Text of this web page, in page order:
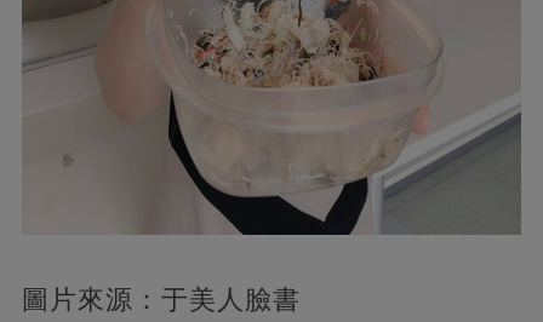
圖片來源：于美人臉書